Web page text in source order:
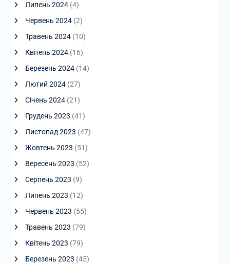
Липень 2024(4)
Червень 2024(2)
Травень 2024(10)
Квітень 2024(16)
Березень 2024(14)
Лютий 2024(27)
Січень 2024(21)
Грудень 2023 (41)
Листопад 2023 (47)
Жовтень 2023 (51)
Вересень 2023 (52)
Серпень 2023 (9)
Липень 2023 (12)
Червень 2023 (55)
Травень 2023 (79)
Квітень 2023 (79)
Березень 2023 (45)